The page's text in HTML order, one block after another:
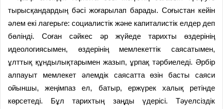
тырысқандардың бәсі жоғарылап барады. Соғыстан кейін
әлем екі лагерьге: социалистік және капиталистік елдер деп
бөлінді. Соған сәйкес әр жүйеде тарихты өздерінің
идеологиясымен, өздерінің мемлекеттік саясатымен,
ұлттық құндылықтарымен жазып, ұрпақ тәрбиеледі. Әрбір
алпауыт мемлекет әлемдік саясатта өзін басты саяси
ойыншы, жеңімпаз ел, батыр, ержүрек халық ретінде
көрсетеді. Бұл тарихтың заңды үдерісі. Тәуелсіздік